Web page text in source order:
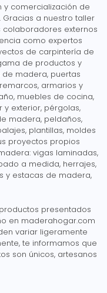
y comercialización de
a nuestro taller
externos
como expertos
de carpintería de
de productos y
madera, puertas
armarios y
muebles de cocina,
exterior, pérgolas,
madera, peldaños,
plantillas, moldes
proyectos propios
vigas laminadas,
a medida, herrajes,
y estacas de madera,
presentados
en maderahogar.com
variar ligeramente
te informamos que
son únicos, artesanos